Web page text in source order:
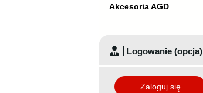
Akcesoria AGD
Logowanie (opcja)
Zaloguj się